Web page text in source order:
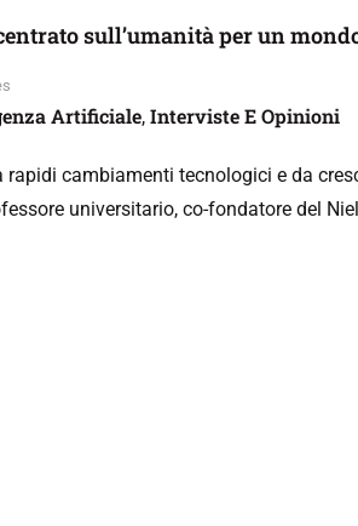
sull’umanità per un
Artificiale, Interviste E Opinioni
rapidi cambiamenti tecnologici e da
universitario, co-fondatore del